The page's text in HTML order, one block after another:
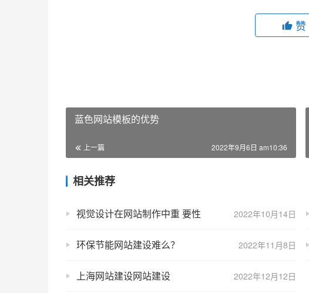
赞
蓝色网站模板的优势
上一篇 2022年9月6日 am10:36
相关推荐
2022年10月14日
视觉设计在网站制作中重 要性
2022年11月8日
环保节能网站建设难么？
2022年12月12日
上海网站建设网站建设